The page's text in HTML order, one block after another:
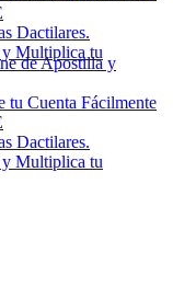
Dactilares.
y Multiplica tu
de Apostilla y
Cuenta Fácilmente
Dactilares.
y Multiplica tu